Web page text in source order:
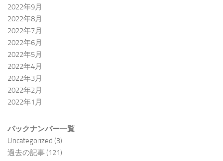
2022年9月
2022年8月
2022年7月
2022年6月
2022年5月
2022年4月
2022年3月
2022年2月
2022年1月
バックナンバー一覧
Uncategorized (3)
過去の記事 (121)